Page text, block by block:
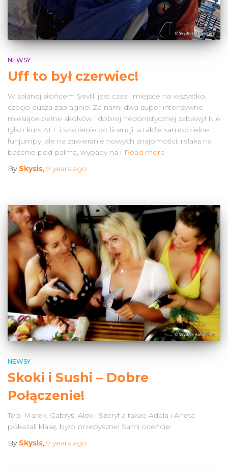
NEWSY
Uff to był czerwiec!
W zalanej słońcem Sevilli jest czas i miejsce na wszystko,
czego dusza zapragnie! Za nami dwa super intensywne
miesiące pełne skoków i dobrej hedonistycznej zabawy! Nie
tylko kurs AFF i szkolenie do licencji, a także samodzielne
funjumpy, ale na zawieranie nowych znajomości, relaks na
basenie pod palmą, wypady na i Read more
By Skysis, 9 years ago
NEWSY
Skoki i Sushi – Dobre
Połączenie!
Teo, Marek, Gabryś, Alek i Szeryf a także Adela i Aneta
pokazali klasę, było przepyszne! Sami oceńcie:
By Skysis 9 years ago